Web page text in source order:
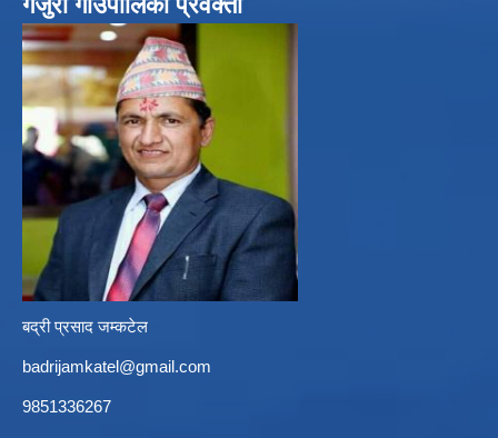
बद्री प्रसाद जम्कटेल
badrijamkatel@gmail.com
9851336267